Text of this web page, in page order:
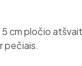
5 cm pločio
pečiais.